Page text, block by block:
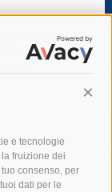
e tecnologie
fruizione dei
consenso, per
dati per le
in mare
incontro